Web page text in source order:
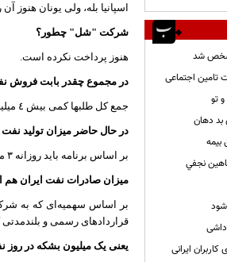
اسپانیا بله، ولی یونان هنوز
شرکت "شل" چطور؟
هنوز پرداخت نکرده است.
در مجموع چقدر بابت فروش
جمع کل طلبها کمی بیش ٤ میلیارد دلار است.
در حال حاضر میزان تولید
بر اساس برنامه باید روزانه ٣ میلیون و ٥٠٠ هزار بشکه نفت در کشور تولید شود. ایران نیز در همین حول و حوش آمادگی تولید دارد.
میزان صادرات نفت ایران
بر اساس سهمیه‌ای که به
قراردادهای رسمی و
یعنی یک میلیون بشکه در روز
شد
تامین اجتماعی
تو
بیمه
نجفي